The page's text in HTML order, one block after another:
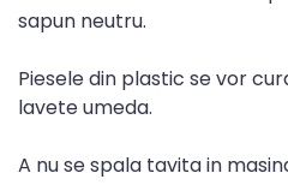
sapun neutru.
Piesele din plastic se vor
lavete umeda.
A nu se spala tavita in